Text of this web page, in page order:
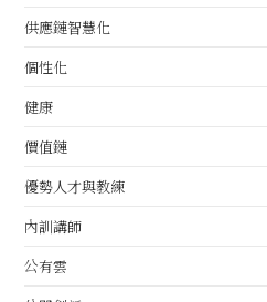
供應鏈智慧化
個性化
健康
價值鏈
優勢人才與教練
內訓講師
公有雲